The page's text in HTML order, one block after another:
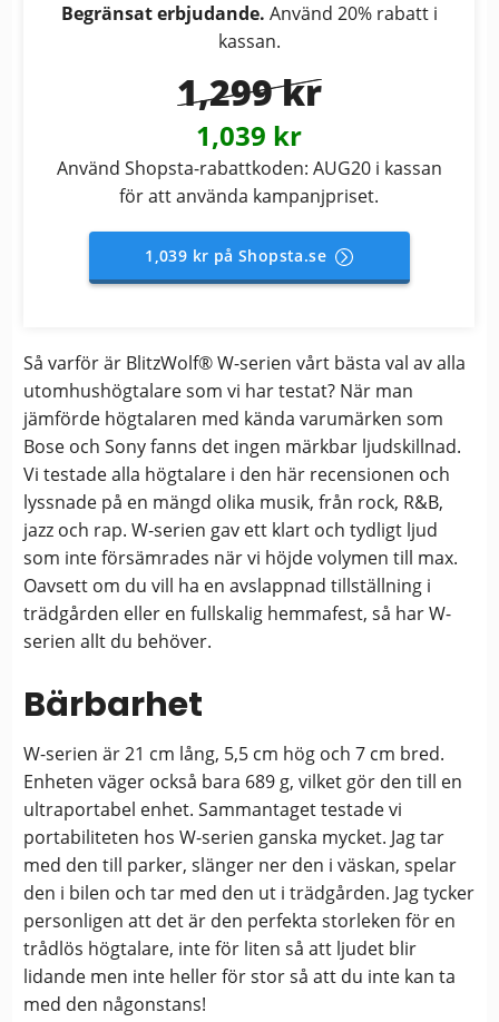
Begränsat erbjudande. Använd 20% rabatt i
kassan.
1,299 kr
1,039 kr
Använd Shopsta-rabattkoden: AUG20 i kassan
för att använda kampanjpriset.
1,039 kr på Shopsta.se
Så varför är BlitzWolf® W-serien vårt bästa val av alla
utomhushögtalare som vi har testat? När man
jämförde högtalaren med kända varumärken som
Bose och Sony fanns det ingen märkbar ljudskillnad.
Vi testade alla högtalare i den här recensionen och
lyssnade på en mängd olika musik, från rock, R&B,
jazz och rap. W-serien gav ett klart och tydligt ljud
som inte försämrades när vi höjde volymen till max.
Oavsett om du vill ha en avslappnad tillställning i
trädgården eller en fullskalig hemmafest, så har W-
serien allt du behöver.
Bärbarhet
W-serien är 21 cm lång, 5,5 cm hög och 7 cm bred.
Enheten väger också bara 689 g, vilket gör den till en
ultraportabel enhet. Sammantaget testade vi
portabiliteten hos W-serien ganska mycket. Jag tar
med den till parker, slänger ner den i väskan, spelar
den i bilen och tar med den ut i trädgården. Jag tycker
personligen att det är den perfekta storleken för en
trådlös högtalare, inte för liten så att ljudet blir
lidande men inte heller för stor så att du inte kan ta
med den någonstans!